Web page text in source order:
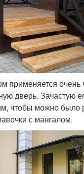
применяется очень
дверь. Зачастую
чтобы можно было
с мангалом.